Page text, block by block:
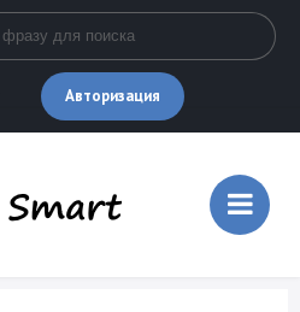
Авторизация